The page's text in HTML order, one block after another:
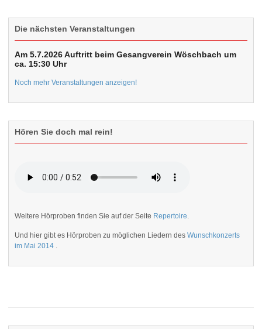
Die nächsten Veranstaltungen
Am 5.7.2026 Auftritt beim Gesangverein Wöschbach um
ca. 15:30 Uhr
Noch mehr Veranstaltungen anzeigen!
Hören Sie doch mal rein!
Weitere Hörproben finden Sie auf der Seite Repertoire.
Und hier gibt es Hörproben zu möglichen Liedern des Wunschkonzerts
im Mai 2014 .